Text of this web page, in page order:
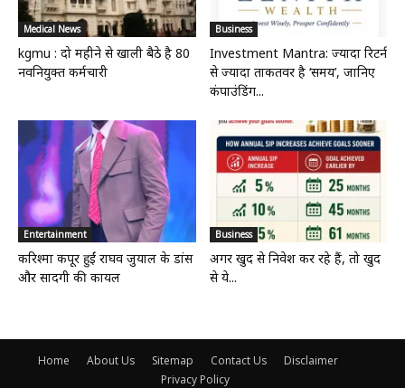
Medical News
kgmu : दो महीने से खाली बैठे है 80
नवनियुक्त कर्मचारी
Business
Investment Mantra: ज्यादा रिटर्न
से ज्यादा ताकतवर है ‘समय’, जानिए
कंपाउंडिंग...
Entertainment
करिश्मा कपूर हुईं राघव जुयाल के डांस
और सादगी की कायल
Business
अगर खुद से निवेश कर रहे हैं, तो खुद
से ये...
Home About Us Sitemap Contact Us
Disclaimer
Privacy Policy